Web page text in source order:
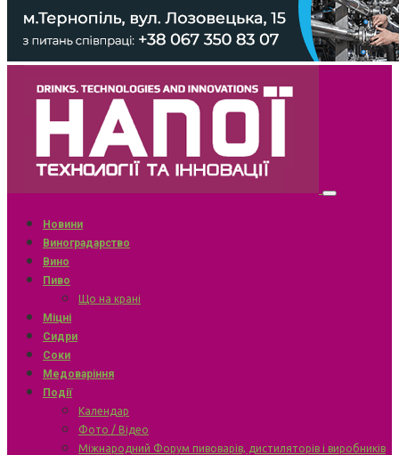
Новини
Виноградарство
Вино
Пиво
Що на крані
Міцні
Сидри
Соки
Медоваріння
Події
Календар
Фото / Відео
Міжнародний Форум пивоварів, дистиляторів і виробників